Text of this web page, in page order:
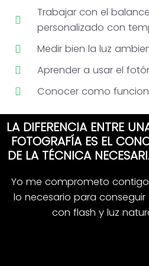
Trabajar con el
personalizado con
Medir bien la luz
Aprender a usar el
Conocer como
LA DIFERENCIA ENTRE
FOTOGRAFÍA ES EL
DE LA TÉCNICA
Yo me comprometo
lo necesario para
con flash y luz